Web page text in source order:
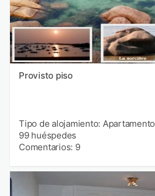
Provisto piso
Tipo de alojamiento: Apartamento
99 huéspedes
Comentarios: 9